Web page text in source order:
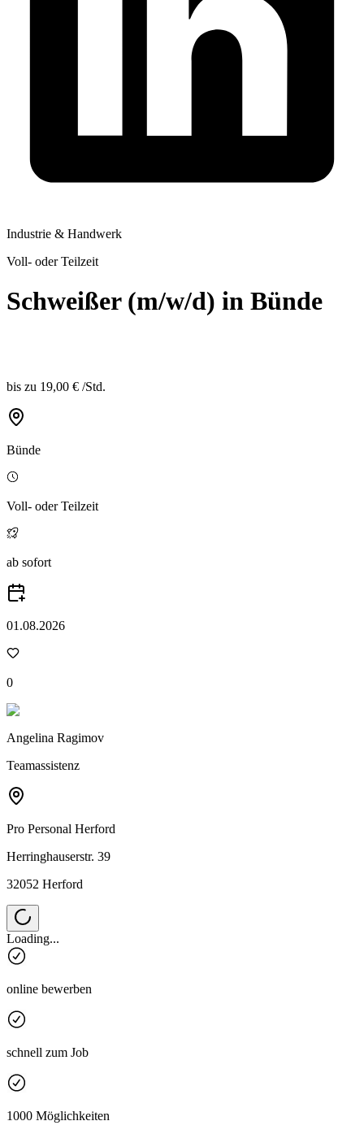
Industrie & Handwerk
Voll- oder Teilzeit
Schweißer (m/w/d) in Bünde
bis zu 19,00 € /Std.
Bünde
Voll- oder Teilzeit
ab sofort
01.08.2026
0
Angelina Ragimov
Teamassistenz
Pro Personal Herford
Herringhauserstr. 39
32052 Herford
Loading...
online bewerben
schnell zum Job
1000 Möglichkeiten